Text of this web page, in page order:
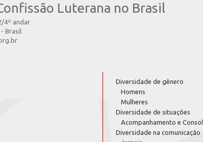
Luterana no Brasil
4º andar
Brasil
Diversidade de gênero
Homens
Mulheres
Diversidade de situações
Acompanhamento e
Diversidade na comunicação